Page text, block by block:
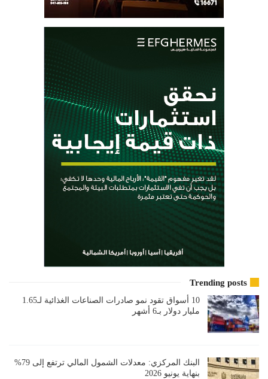
Trending posts
10 أسواق تقود نمو صادرات الصناعات الغذائية لـ1.65
مليار دولار بـ6 أشهر
البنك المركزي: معدلات الشمول المالي ترتفع إلى 79%
بنهاية يونيو 2026